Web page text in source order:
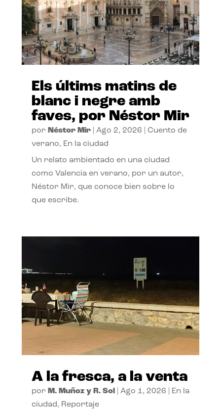
Els últims matins de
blanc i negre amb
faves, por Néstor Mir
por Néstor Mir| Ago 2, 2026
Cuento de
verano, En la ciudad
Un relato ambientado en una ciudad
como Valencia en verano, por un autor,
Néstor Mir, que conoce bien sobre lo
que escribe.
A la fresca, a la venta
por M. Muñoz y R. Sol| Ago 1, 2026
En la
ciudad, Reportaje